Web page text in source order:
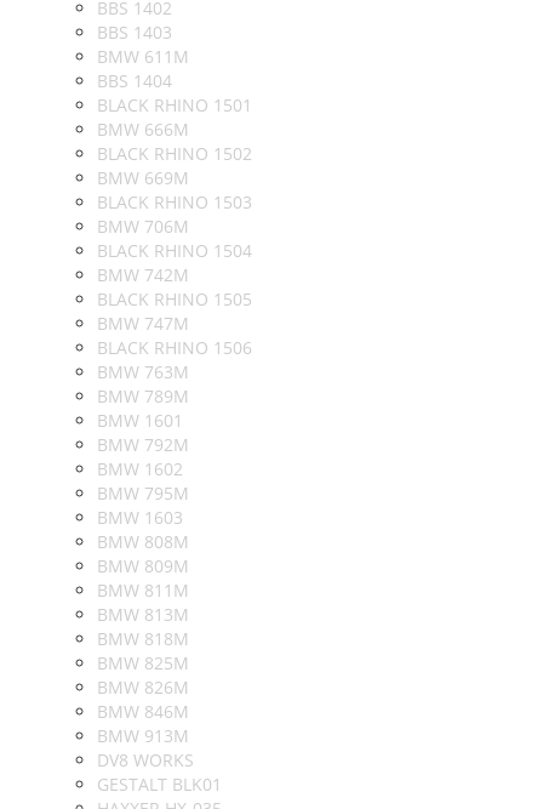
BBS 1402
BBS 1403
BMW 611M
BBS 1404
BLACK RHINO 1501
BMW 666M
BLACK RHINO 1502
BMW 669M
BLACK RHINO 1503
BMW 706M
BLACK RHINO 1504
BMW 742M
BLACK RHINO 1505
BMW 747M
BLACK RHINO 1506
BMW 763M
BMW 789M
BMW 1601
BMW 792M
BMW 1602
BMW 795M
BMW 1603
BMW 808M
BMW 809M
BMW 811M
BMW 813M
BMW 818M
BMW 825M
BMW 826M
BMW 846M
BMW 913M
DV8 WORKS
GESTALT BLK01